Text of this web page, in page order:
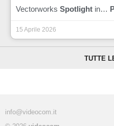
Vectorworks Spotlight in…
15 Aprile 2026
TUTTE
info@videocom.it